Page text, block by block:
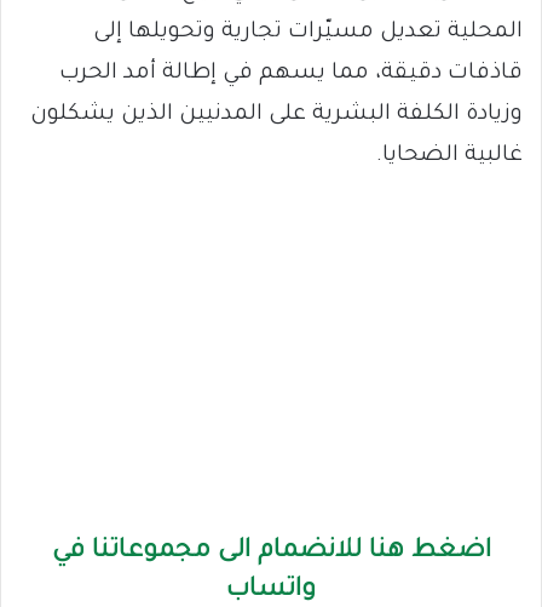
المحلية تعديل مسيّرات تجارية وتحويلها إلى
قاذفات دقيقة، مما يسهم في إطالة أمد الحرب
وزيادة الكلفة البشرية على المدنيين الذين يشكلون
غالبية الضحايا.
اضغط هنا للانضمام الى مجموعاتنا في
واتساب